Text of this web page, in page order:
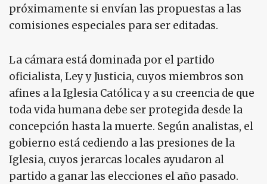
próximamente si envían las propuestas a las
comisiones especiales para ser editadas.
La cámara está dominada por el partido
oficialista, Ley y Justicia, cuyos miembros son
afines a la Iglesia Católica y a su creencia de que
toda vida humana debe ser protegida desde la
concepción hasta la muerte. Según analistas, el
gobierno está cediendo a las presiones de la
Iglesia, cuyos jerarcas locales ayudaron al
partido a ganar las elecciones el año pasado.